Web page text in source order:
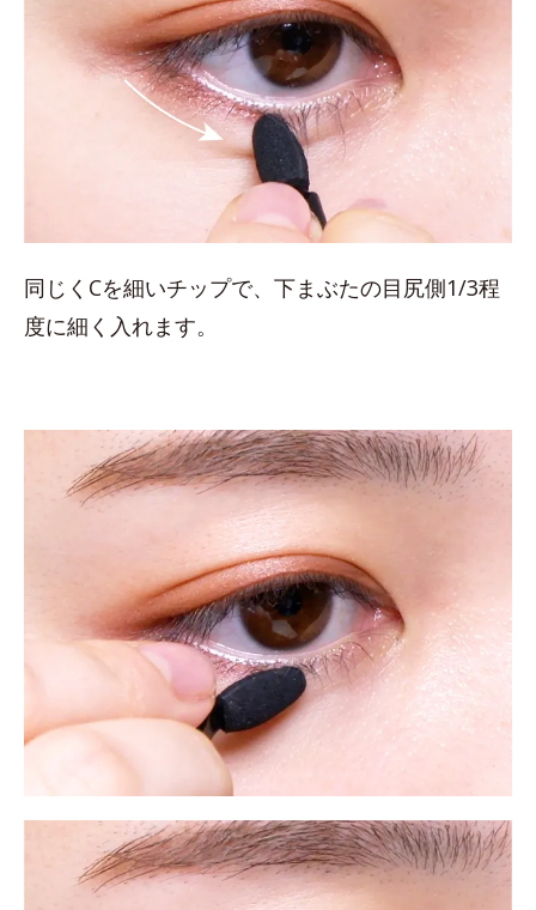
同じくCを細いチップで、下まぶたの目尻側1/3程
度に細く入れます。